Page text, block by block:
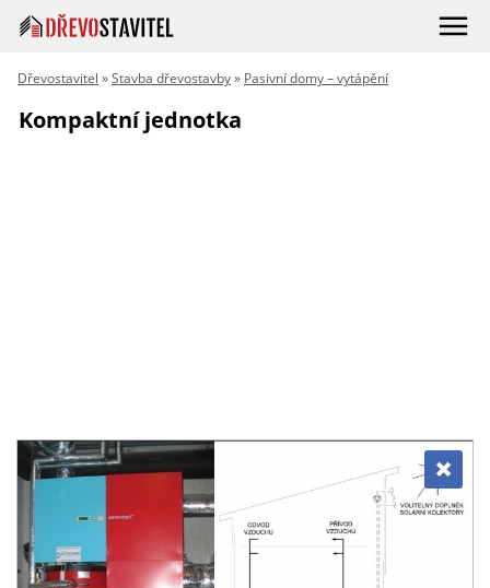
Dřevostavitel »Stavba dřevostavby» Pasivní domy – vytápění
Kompaktní jednotka